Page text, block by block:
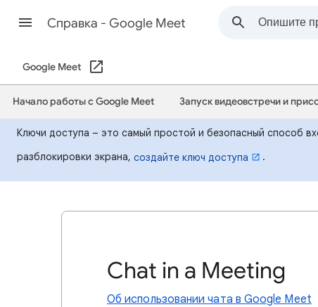
Cправка - Google Meet
Google Meet
Начало работы с Google Meet Запуск видеовстречи и
Ключи доступа – это самый простой и безопасный способ
разблокировки экрана, создайте ключ доступа .
Chat in a Meeting
Об использовании чата в Google Meet